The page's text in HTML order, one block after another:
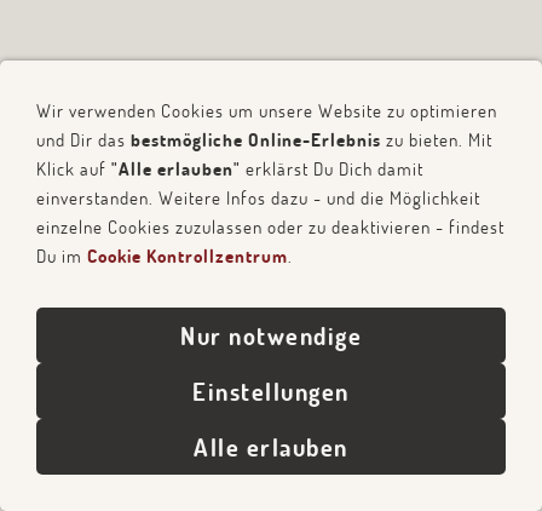
KontaktDatenschutzCookiesImpressum
© 2026 Constrictor Associates
Wir verwenden Cookies um unsere Website zu optimieren
und Dir das bestmögliche Online-Erlebnis zu bieten. Mit
Klick auf "Alle erlauben" erklärst Du Dich damit
einverstanden. Weitere Infos dazu - und die Möglichkeit
einzelne Cookies zuzulassen oder zu deaktivieren - findest
Du im Cookie Kontrollzentrum.
Nur notwendige
Einstellungen
Alle erlauben